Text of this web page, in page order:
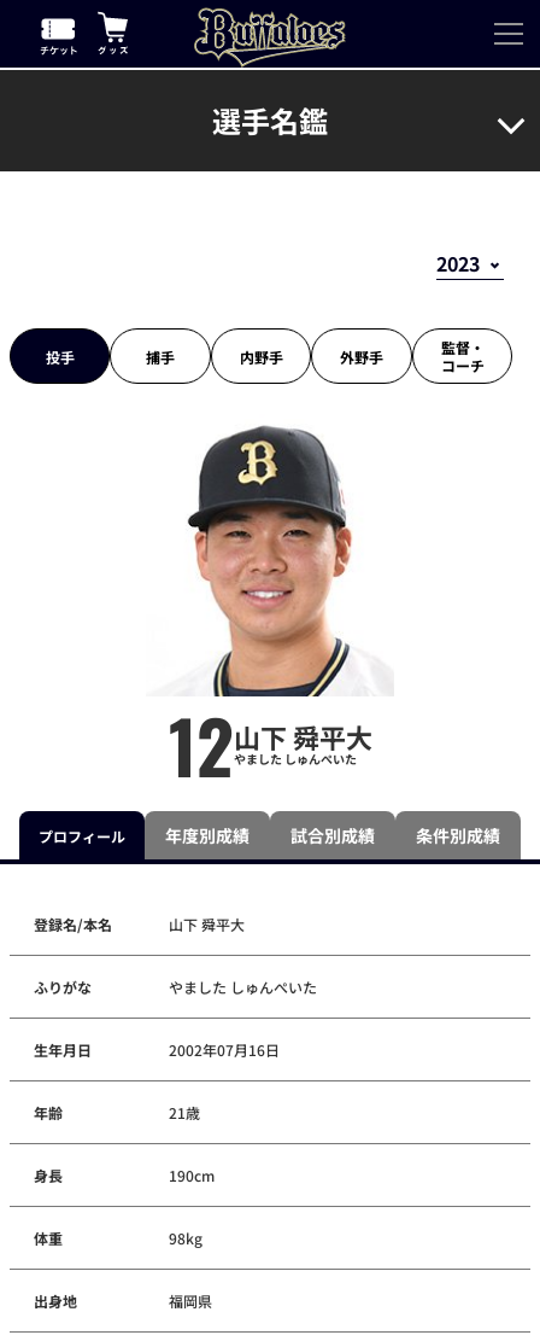
選手名鑑
投手 捕手 内野手 外野手
監督・
コーチ
12山下 舜平大
やました しゅんぺいた
プロフィール 年度別成績 試合別成績 条件別成績
登録名/本名 山下 舜平大
ふりがな やました しゅんぺいた
生年月日 2002年07月16日
年齢 21歳
身長 190cm
体重 98kg
出身地 福岡県